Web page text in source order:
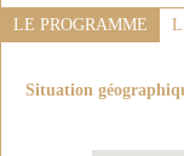
LE PROGRAMME
Situation